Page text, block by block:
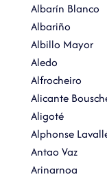
Albarín Blanco
Albariño
Albillo Mayor
Aledo
Alfrocheiro
Alicante
Aligoté
Alphonse
Antao Vaz
Arinarnoa